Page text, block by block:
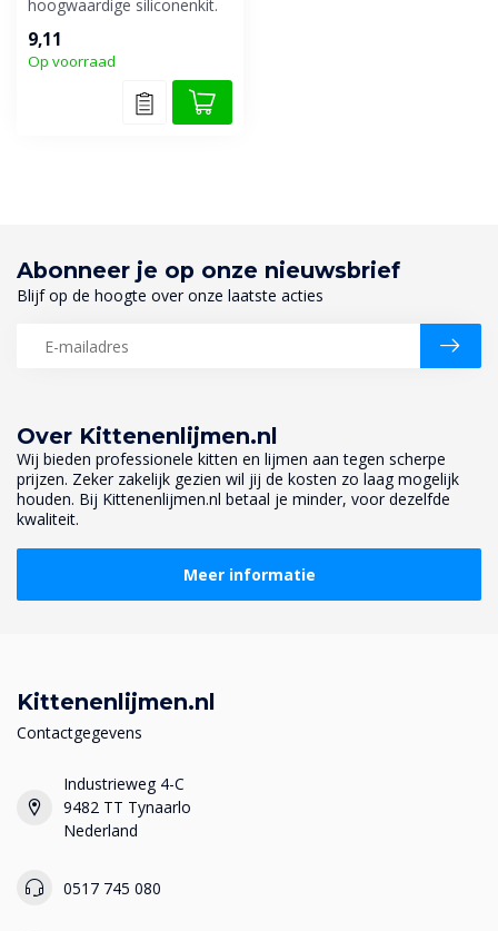
hoogwaardige siliconenkit.
sanitair-, gev...
9,11
Op voorraad
Over Kittenenlijmen.nl
Wij bieden professionele kitten en lijmen aan tegen scherpe
prijzen. Zeker zakelijk gezien wil jij de kosten zo laag mogelijk
houden. Bij Kittenenlijmen.nl betaal je minder, voor dezelfde
kwaliteit.
Meer informatie
Abonneer je op onze nieuwsbrief
Blijf op de hoogte over onze laatste acties
Kittenenlijmen.nl
Contactgegevens
Industrieweg 4-C
9482 TT Tynaarlo
Nederland
0517 745 080